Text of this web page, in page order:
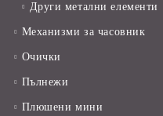
Други метални елементи
Механизми за часовник
Очички
Пълнежи
Плюшени мини